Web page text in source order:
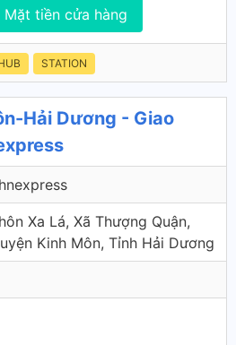
Mặt tiền cửa hàng
STATION
Hải Dương - Giao
Xa Lá, Xã Thượng Quận,
Kinh Môn, Tỉnh Hải Dương